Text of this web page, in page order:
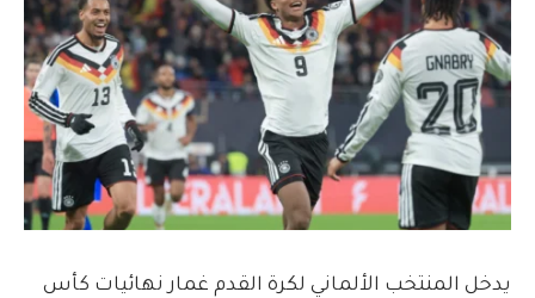
يدخل المنتخب الألماني لكرة القدم غمار نهائيات كأس